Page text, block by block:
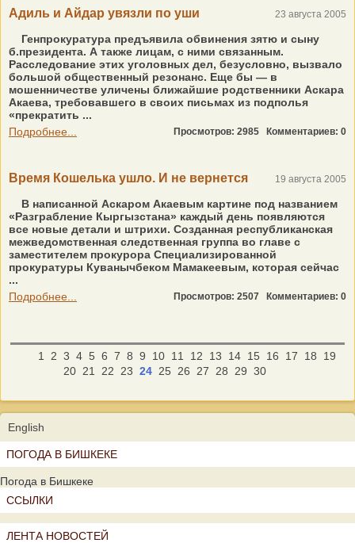
Адиль и Айдар увязли по уши 23 августа 2005
Генпрокуратура предъявила обвинения зятю и сыну
б.президента. А также лицам, с ними связанным.
Расследование этих уголовных дел, безусловно, вызвало
большой общественный резонанс. Еще бы — в
мошенничестве уличены ближайшие родственники Аскара
Акаева, требовавшего в своих письмах из подполья
«прекратить ...
Подробнее...
Просмотров: 2985 Комментариев: 0
Время Кошелька ушло. И не вернется 19 августа 2005
В написанной Аскаром Акаевым картине под названием
«Разграбление Кыргызстана» каждый день появляются
все новые детали и штрихи. Созданная республиканская
межведомственная следственная группа во главе с
заместителем прокурора Специализированной
прокуратуры Куванычбеком Мамакеевым, которая сейчас
...
Подробнее...
Просмотров: 2507 Комментариев: 0
1 2 3 4 5 6 7 8 9 10 11 12 13 14 15 16 17 18
19
20 21 22 23 24 25 26 27 28 29 30
English
ПОГОДА В БИШКЕКЕ
Погода в Бишкеке
ССЫЛКИ
ЛЕНТА НОВОСТЕЙ